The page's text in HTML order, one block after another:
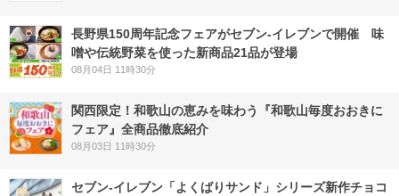
長野県150周年記念フェアがセブン-イレブンで開催 味
噌や伝統野菜を使った新商品21品が登場
08月04日 11時30分
関西限定！和歌山の恵みを味わう『和歌山毎度おおきに
フェア』全商品徹底紹介
08月03日 11時30分
セブン‐イレブン「よくばりサンド」シリーズ新作チョコ